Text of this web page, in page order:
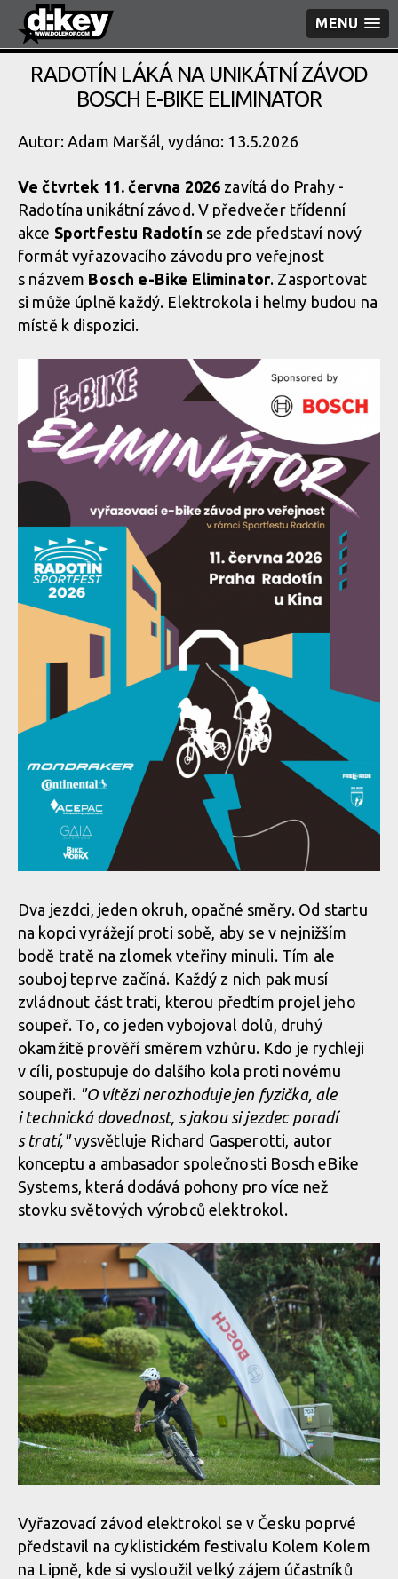
MENU
RADOTÍN LÁKÁ NA UNIKÁTNÍ ZÁVOD
BOSCH E-BIKE ELIMINATOR
Autor: Adam Maršál, vydáno: 13.5.2026
Ve čtvrtek 11. června 2026 zavítá do Prahy -
Radotína unikátní závod. V předvečer třídenní
akce Sportfestu Radotín se zde představí nový
formát vyřazovacího závodu pro veřejnost
s názvem Bosch e-Bike Eliminator. Zasportovat
si může úplně každý. Elektrokola i helmy budou na
místě k dispozici.
Dva jezdci, jeden okruh, opačné směry. Od startu
na kopci vyrážejí proti sobě, aby se v nejnižším
bodě tratě na zlomek vteřiny minuli. Tím ale
souboj teprve začíná. Každý z nich pak musí
zvládnout část trati, kterou předtím projel jeho
soupeř. To, co jeden vybojoval dolů, druhý
okamžitě prověří směrem vzhůru. Kdo je rychleji
v cíli, postupuje do dalšího kola proti novému
soupeři. "O vítězi nerozhoduje jen fyzička, ale
i technická dovednost, s jakou si jezdec poradí
s tratí,"vysvětluje Richard Gasperotti, autor
konceptu a ambasador společnosti Bosch eBike
Systems, která dodává pohony pro více než
stovku světových výrobců elektrokol.
Vyřazovací závod elektrokol se v Česku poprvé
představil na cyklistickém festivalu Kolem Kolem
na Lipně, kde si vysloužil velký zájem účastníků